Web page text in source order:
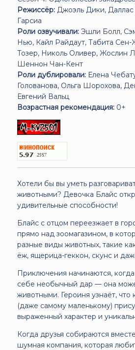
Режиссёр: Джоэль Дики,
Гарсиа
Роли озвучивали: Эшли Болл,
Нью, Кайл Райдаут, Табита
Тозер, Николь Оливер, Жослин
Шеннон Чан-Кент
Роли дублировали: Елена
Голованова, Ольга Шорохова,
Евгений Вальц
Возрастная рекомендация: 0+
Хотели бы вы уметь
животными? Девочка Блайс
удивительные способности!
Блайс с отцом переезжает в
прямо над зоомагазином, в
разные виды животных, такие
ёж, ящерица-геккон, скунс и
Приключения начинаются,
себе необычный дар — она
животными. Героиня узнаёт, что
(даже самому маленькому)
выраженный характер и
Когда друзья собираются
шумная компания, которая